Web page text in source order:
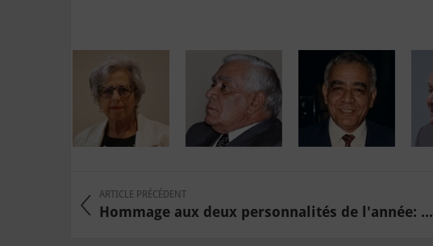
ARTICLE PRÉCÉDENT
Hommage aux deux personnalités de l'année: ...